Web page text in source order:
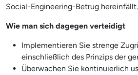
Social-Engineering-Betrug hereinfällt.
Wie man sich dagegen verteidigt
Implementieren Sie strenge
einschließlich des Prinzips der
Überwachen Sie kontinuierlich